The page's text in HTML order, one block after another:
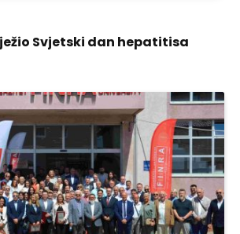
Svjetski dan hepatitisa